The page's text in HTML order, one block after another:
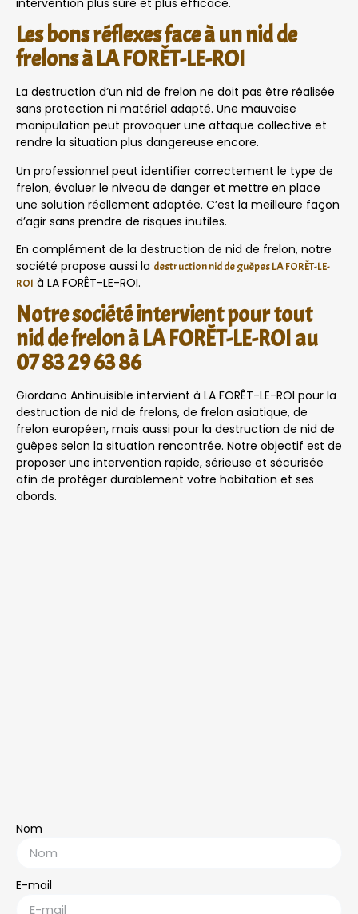
Les bons réflexes face à un nid de
frelons à LA FORÊT-LE-ROI
La destruction d’un nid de frelon ne doit pas être réalisée
sans protection ni matériel adapté. Une mauvaise
manipulation peut provoquer une attaque collective et
rendre la situation plus dangereuse encore.
Un professionnel peut identifier correctement le type de
frelon, évaluer le niveau de danger et mettre en place
une solution réellement adaptée. C’est la meilleure façon
d’agir sans prendre de risques inutiles.
En complément de la destruction de nid de frelon, notre
société propose aussi la destruction nid de guêpes LA FORÊT-LE-
ROI à LA FORÊT-LE-ROI.
Notre société intervient pour tout
nid de frelon à LA FORÊT-LE-ROI au
07 83 29 63 86
Giordano Antinuisible intervient à LA FORÊT-LE-ROI pour la
destruction de nid de frelons, de frelon asiatique, de
frelon européen, mais aussi pour la destruction de nid de
guêpes selon la situation rencontrée. Notre objectif est de
proposer une intervention rapide, sérieuse et sécurisée
afin de protéger durablement votre habitation et ses
abords.
Nom
E-mail